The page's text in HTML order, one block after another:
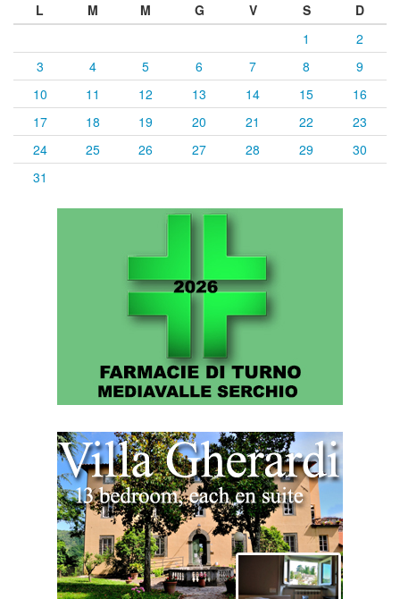
L
M M G V S
D
1
2
3
4 5 6 7 8
9
10
11 12 13 14 15
16
17
18 19 20 21 22
23
24
25 26 27 28 29
30
31